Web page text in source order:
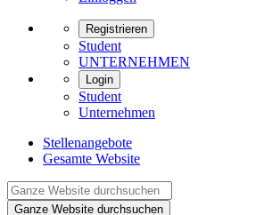
Registrieren
Student
UNTERNEHMEN
Login
Student
Unternehmen
Stellenangebote
Gesamte Website